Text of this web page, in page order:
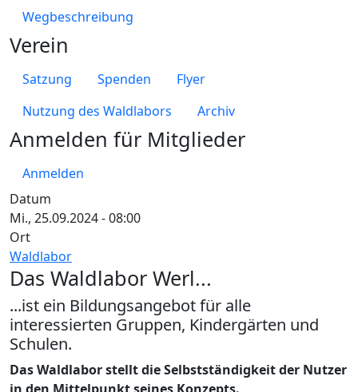
Datum
Mi., 25.09.2024 - 08:00
Ort
Waldlabor
Wegbeschreibung
Verein
Satzung Spenden
Flyer
Nutzung des Waldlabors
Archiv
Anmelden für Mitglieder
Anmelden
Das Waldlabor Werl...
...ist ein Bildungsangebot für alle
interessierten Gruppen, Kindergärten und
Schulen.
Das Waldlabor stellt die Selbstständigkeit der Nutzer